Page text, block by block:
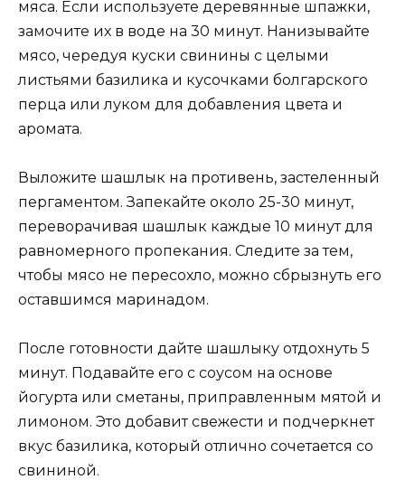
мяса. Если используете деревянные шпажки,
замочите их в воде на 30 минут. Нанизывайте
мясо, чередуя куски свинины с целыми
листьями базилика и кусочками болгарского
перца или луком для добавления цвета и
аромата.
Выложите шашлык на противень, застеленный
пергаментом. Запекайте около 25-30 минут,
переворачивая шашлык каждые 10 минут для
равномерного пропекания. Следите за тем,
чтобы мясо не пересохло, можно сбрызнуть его
оставшимся маринадом.
После готовности дайте шашлыку отдохнуть 5
минут. Подавайте его с соусом на основе
йогурта или сметаны, приправленным мятой и
лимоном. Это добавит свежести и подчеркнет
вкус базилика, который отлично сочетается со
свининой.